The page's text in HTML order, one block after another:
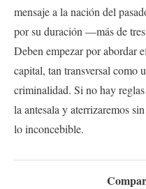
mensaje a la nación del
por su duración —más de
Deben empezar por abordar
capital, tan transversal como
criminalidad. Si no hay
la antesala y aterrizaremos
lo inconcebible.